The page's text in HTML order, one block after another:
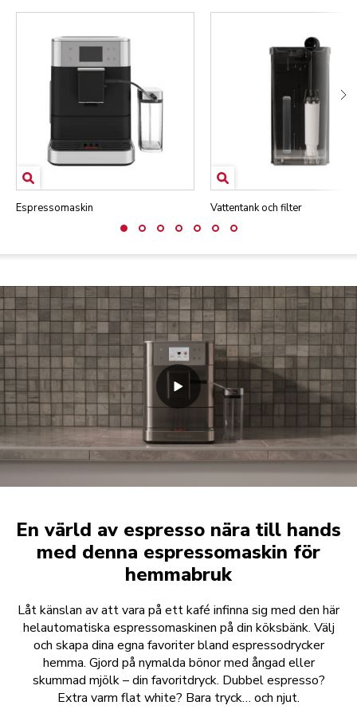
Espressomaskin Vattentank och filter
En värld av espresso nära till hands
med denna espressomaskin för
hemmabruk
Låt känslan av att vara på ett kafé infinna sig med den här
helautomatiska espressomaskinen på din köksbänk. Välj
och skapa dina egna favoriter bland espressodrycker
hemma. Gjord på nymalda bönor med ångad eller
skummad mjölk – din favoritdryck. Dubbel espresso?
Extra varm flat white? Bara tryck… och njut.